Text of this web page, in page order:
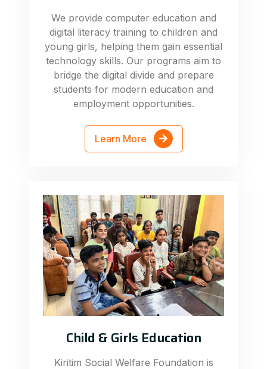
We provide computer education and
digital literacy training to children and
young girls, helping them gain essential
technology skills. Our programs aim to
bridge the digital divide and prepare
students for modern education and
employment opportunities.
Learn More
Child & Girls Education
Kiritim Social Welfare Foundation is